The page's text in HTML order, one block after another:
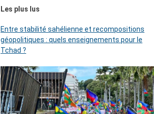
Les plus lus
Entre stabilité sahélienne et recompositions
géopolitiques : quels enseignements pour le
Tchad ?